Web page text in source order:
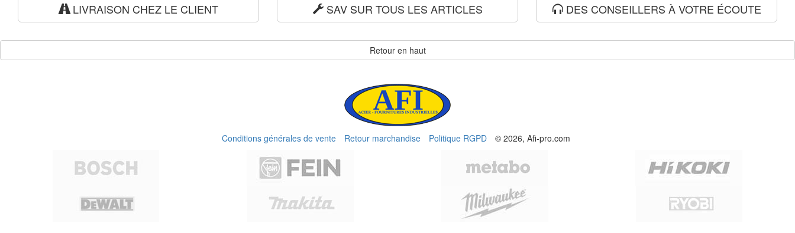
LIVRAISON CHEZ LE CLIENT SAV SUR TOUS LES ARTICLES DES CONSEILLERS À VOTRE ÉCOUTE
Retour en haut
Conditions générales de vente Retour marchandise Politique RGPD © 2026, Afi-pro.com